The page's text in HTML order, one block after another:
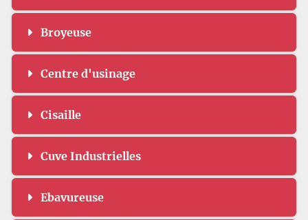
Broyeuse
Centre d'usinage
Cisaille
Cuve Industrielles
Ebavureuse